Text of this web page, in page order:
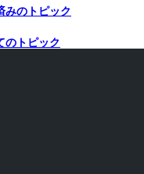
みのトピック
のトピック